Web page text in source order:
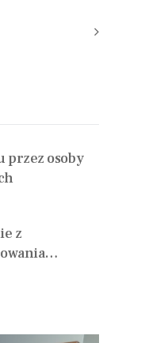
przez osoby
z